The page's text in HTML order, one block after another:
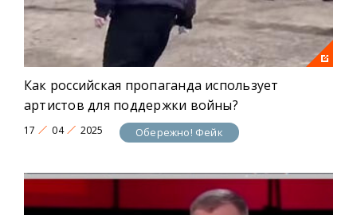
Как российская пропаганда использует
артистов для поддержки войны?
17 04 2025 Обережно! Фейк